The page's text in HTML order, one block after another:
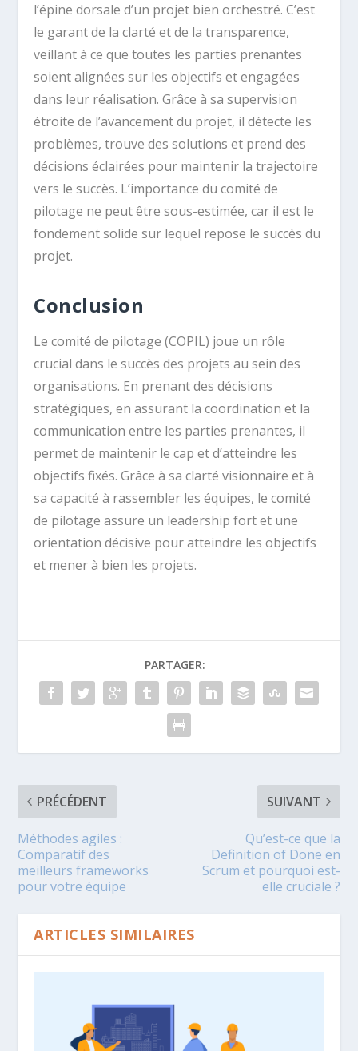
l’épine dorsale d’un projet bien orchestré. C’est
le garant de la clarté et de la transparence,
veillant à ce que toutes les parties prenantes
soient alignées sur les objectifs et engagées
dans leur réalisation. Grâce à sa supervision
étroite de l’avancement du projet, il détecte les
problèmes, trouve des solutions et prend des
décisions éclairées pour maintenir la trajectoire
vers le succès. L’importance du comité de
pilotage ne peut être sous-estimée, car il est le
fondement solide sur lequel repose le succès du
projet.
Conclusion
Le comité de pilotage (COPIL) joue un rôle
crucial dans le succès des projets au sein des
organisations. En prenant des décisions
stratégiques, en assurant la coordination et la
communication entre les parties prenantes, il
permet de maintenir le cap et d’atteindre les
objectifs fixés. Grâce à sa clarté visionnaire et à
sa capacité à rassembler les équipes, le comité
de pilotage assure un leadership fort et une
orientation décisive pour atteindre les objectifs
et mener à bien les projets.
PARTAGER:
PRÉCÉDENT
Méthodes agiles :
Comparatif des
meilleurs frameworks
pour votre équipe
SUIVANT
Qu’est-ce que la
Definition of Done en
Scrum et pourquoi est-
elle cruciale ?
ARTICLES SIMILAIRES